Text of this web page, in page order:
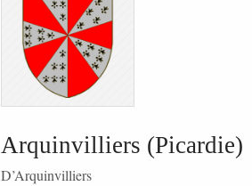
Arquinvilliers (Picardie)
D’Arquinvilliers